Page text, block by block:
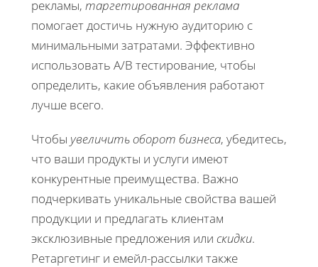
рекламы, таргетированная реклама
помогает достичь нужную аудиторию с
минимальными затратами. Эффективно
использовать А/B тестирование, чтобы
определить, какие объявления работают
лучше всего.
Чтобы увеличить оборот бизнеса, убедитесь,
что ваши продукты и услуги имеют
конкурентные преимущества. Важно
подчеркивать уникальные свойства вашей
продукции и предлагать клиентам
эксклюзивные предложения или скидки.
Ретаргетинг и емейл-рассылки также